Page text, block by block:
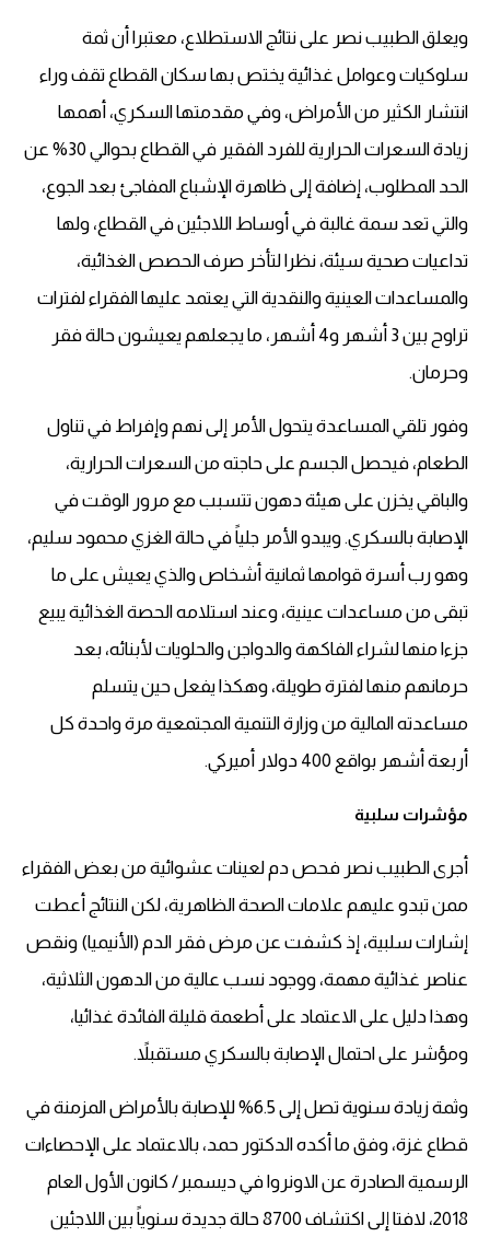
ويعلق الطبيب نصر على نتائج الاستطلاع، معتبرا أن ثمة
سلوكيات وعوامل غذائية يختص بها سكان القطاع تقف وراء
انتشار الكثير من الأمراض، وفي مقدمتها السكري، أهمها
زيادة السعرات الحرارية للفرد الفقير في القطاع بحوالي 30% عن
الحد المطلوب، إضافة إلى ظاهرة الإشباع المفاجئ بعد الجوع،
والتي تعد سمة غالبة في أوساط اللاجئين في القطاع، ولها
تداعيات صحية سيئة، نظرا لتأخر صرف الحصص الغذائية،
والمساعدات العينية والنقدية التي يعتمد عليها الفقراء لفترات
تراوح بين 3 أشهر و4 أشهر، ما يجعلهم يعيشون حالة فقر
وحرمان.
وفور تلقي المساعدة يتحول الأمر إلى نهم وإفراط في تناول
الطعام، فيحصل الجسم على حاجته من السعرات الحرارية،
والباقي يخزن على هيئة دهون تتسبب مع مرور الوقت في
الإصابة بالسكري. ويبدو الأمر جلياً في حالة الغزي محمود سليم،
وهو رب أسرة قوامها ثمانية أشخاص والذي يعيش على ما
تبقى من مساعدات عينية، وعند استلامه الحصة الغذائية يبيع
جزءا منها لشراء الفاكهة والدواجن والحلويات لأبنائه، بعد
حرمانهم منها لفترة طويلة، وهكذا يفعل حين يتسلم
مساعدته المالية من وزارة التنمية المجتمعية مرة واحدة كل
أربعة أشهر بواقع 400 دولار أميركي.
مؤشرات سلبية
أجرى الطبيب نصر فحص دم لعينات عشوائية من بعض الفقراء
ممن تبدو عليهم علامات الصحة الظاهرية، لكن النتائج أعطت
إشارات سلبية، إذ كشفت عن مرض فقر الدم (الأنيميا) ونقص
عناصر غذائية مهمة، ووجود نسب عالية من الدهون الثلاثية،
وهذا دليل على الاعتماد على أطعمة قليلة الفائدة غذائيا،
ومؤشر على احتمال الإصابة بالسكري مستقبلاً.
وثمة زيادة سنوية تصل إلى 6.5% للإصابة بالأمراض المزمنة في
قطاع غزة، وفق ما أكده الدكتور حمد، بالاعتماد على الإحصاءات
الرسمية الصادرة عن الاونروا في ديسمبر/ كانون الأول العام
2018، لافتا إلى اكتشاف 8700 حالة جديدة سنوياً بين اللاجئين